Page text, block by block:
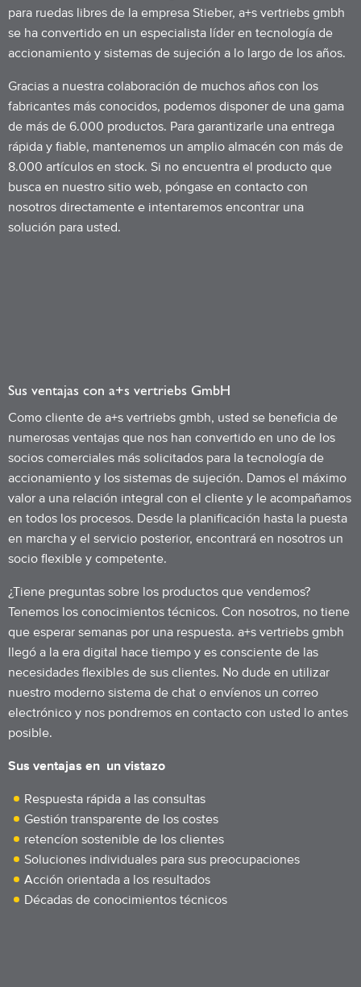
para ruedas libres de la empresa Stieber, a+s vertriebs gmbh
se ha convertido en un especialista líder en tecnología de
accionamiento y sistemas de sujeción a lo largo de los años.
Gracias a nuestra colaboración de muchos años con los
fabricantes más conocidos, podemos disponer de una gama
de más de 6.000 productos. Para garantizarle una entrega
rápida y fiable, mantenemos un amplio almacén con más de
8.000 artículos en stock. Si no encuentra el producto que
busca en nuestro sitio web, póngase en contacto con
nosotros directamente e intentaremos encontrar una
solución para usted.
Sus ventajas con a+s vertriebs GmbH
Como cliente de a+s vertriebs gmbh, usted se beneficia de
numerosas ventajas que nos han convertido en uno de los
socios comerciales más solicitados para la tecnología de
accionamiento y los sistemas de sujeción. Damos el máximo
valor a una relación integral con el cliente y le acompañamos
en todos los procesos. Desde la planificación hasta la puesta
en marcha y el servicio posterior, encontrará en nosotros un
socio flexible y competente.
¿Tiene preguntas sobre los productos que vendemos?
Tenemos los conocimientos técnicos. Con nosotros, no tiene
que esperar semanas por una respuesta. a+s vertriebs gmbh
llegó a la era digital hace tiempo y es consciente de las
necesidades flexibles de sus clientes. No dude en utilizar
nuestro moderno sistema de chat o envíenos un correo
electrónico y nos pondremos en contacto con usted lo antes
posible.
Sus ventajas en un vistazo
Respuesta rápida a las consultas
Gestión transparente de los costes
retencíon sostenible de los clientes
Soluciones individuales para sus preocupaciones
Acción orientada a los resultados
Décadas de conocimientos técnicos